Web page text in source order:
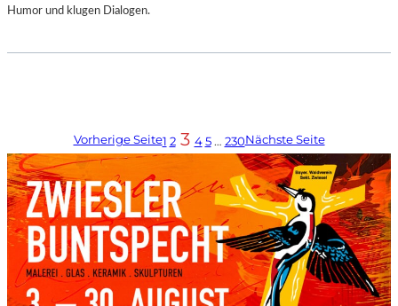
Humor und klugen Dialogen.
Vorherige Seite1 2 3 4 5 … 230Nächste Seite